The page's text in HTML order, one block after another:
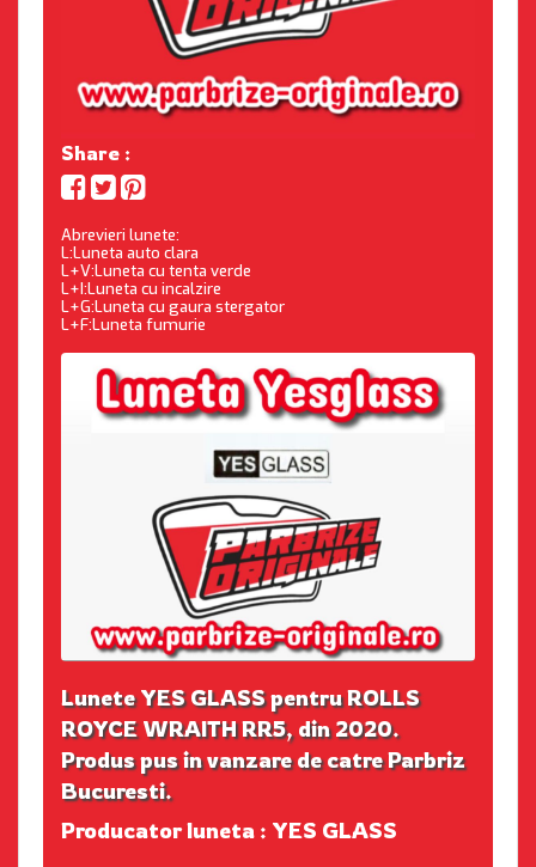
Share :
Abrevieri lunete:
L:Luneta auto clara
L+V:Luneta cu tenta verde
L+I:Luneta cu incalzire
L+G:Luneta cu gaura stergator
L+F:Luneta fumurie
Lunete YES GLASS pentru ROLLS
ROYCE WRAITH RR5, din 2020.
Produs pus in vanzare de catre Parbriz
Bucuresti.
Producator luneta : YES GLASS